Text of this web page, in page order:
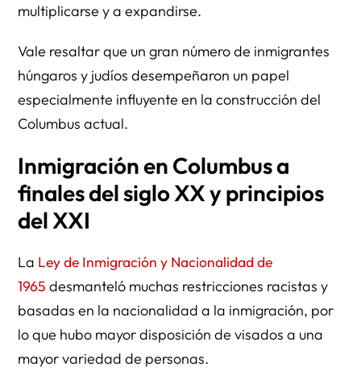
multiplicarse y a expandirse.
Vale resaltar que un gran número de inmigrantes
húngaros y judíos desempeñaron un papel
especialmente influyente en la construcción del
Columbus actual.
Inmigración en Columbus a
finales del siglo XX y principios
del XXI
La Ley de Inmigración y Nacionalidad de
1965 desmanteló muchas restricciones racistas y
basadas en la nacionalidad a la inmigración, por
lo que hubo mayor disposición de visados a una
mayor variedad de personas.